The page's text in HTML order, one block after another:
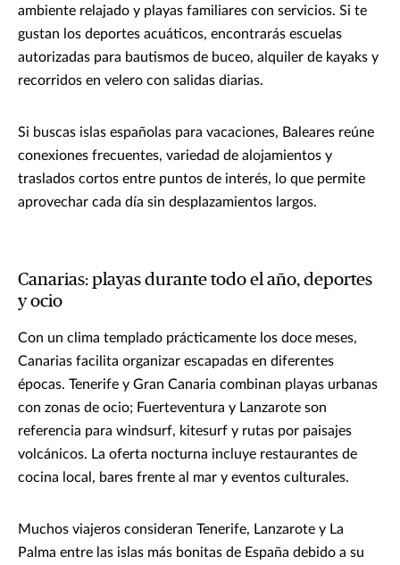
ambiente relajado y playas familiares con servicios. Si te
gustan los deportes acuáticos, encontrarás escuelas
autorizadas para bautismos de buceo, alquiler de kayaks y
recorridos en velero con salidas diarias.
Si buscas islas españolas para vacaciones, Baleares reúne
conexiones frecuentes, variedad de alojamientos y
traslados cortos entre puntos de interés, lo que permite
aprovechar cada día sin desplazamientos largos.
Canarias: playas durante todo el año, deportes
y ocio
Con un clima templado prácticamente los doce meses,
Canarias facilita organizar escapadas en diferentes
épocas. Tenerife y Gran Canaria combinan playas urbanas
con zonas de ocio; Fuerteventura y Lanzarote son
referencia para windsurf, kitesurf y rutas por paisajes
volcánicos. La oferta nocturna incluye restaurantes de
cocina local, bares frente al mar y eventos culturales.
Muchos viajeros consideran Tenerife, Lanzarote y La
Palma entre las islas más bonitas de España debido a su